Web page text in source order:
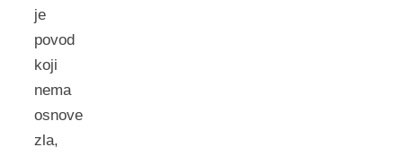
je
povod
koji
nema
osnove
zla,